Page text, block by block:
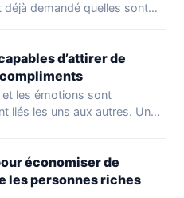
déjà demandé quelles sont
d’attirer de
les émotions sont
liés les uns aux autres. Un
économiser de
les personnes riches